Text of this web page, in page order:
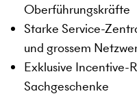
Oberführungskräfte
Starke Service-
und grossem
Exklusive Incentive-
Sachgeschenke